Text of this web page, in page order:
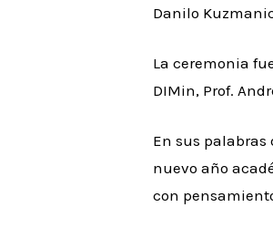
Danilo
La ceremonia
DIMin, Prof.
En sus palabras
nuevo año
con